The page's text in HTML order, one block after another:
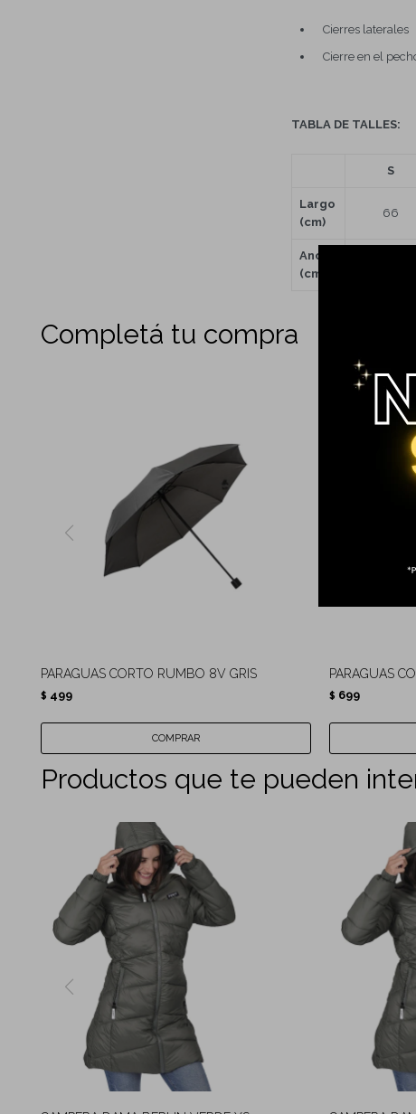
Cierres laterales
Cierre en el
TABLA DE TALLES:
S
Largo
(cm)
66
Ancho
(cm)
Completá tu compra
PARAGUAS CORTO RUMBO 8V GRIS
$ 499
PARAGUAS
$ 699
Productos que te pueden